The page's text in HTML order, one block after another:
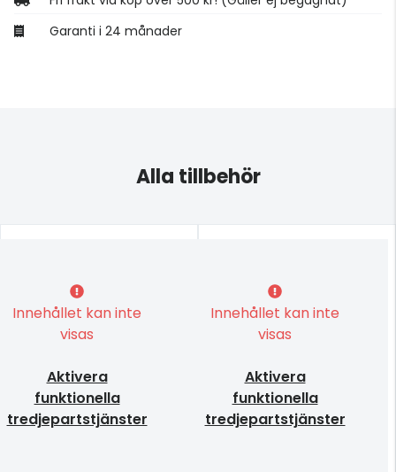
Garanti i 24 månader
Alla tillbehör
Innehållet kan inte
visas
Aktivera
funktionella
tredjepartstjänster
Innehållet kan inte
visas
Aktivera
funktionella
tredjepartstjänster